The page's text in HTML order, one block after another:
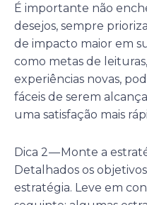
É importante não
desejos, sempre
de impacto maior em
como metas de leituras,
experiências novas,
fáceis de serem
uma satisfação mais
Dica 2 — Monte a
Detalhados os
estratégia. Leve em